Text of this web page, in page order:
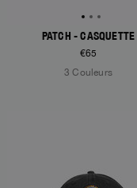
PATCH - CASQUETTE
€65
3 Couleurs